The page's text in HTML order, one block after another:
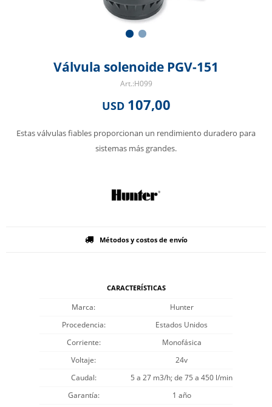
Válvula solenoide PGV-151
H099
USD 107,00
Estas válvulas fiables proporcionan un rendimiento duradero para
sistemas más grandes.
Métodos y costos de envío
CARACTERÍSTICAS
Marca
Hunter
Procedencia
Estados Unidos
Corriente
Monofásica
Voltaje
24v
Caudal
5 a 27 m3/h; de 75 a 450 l/min
Garantía
1 año